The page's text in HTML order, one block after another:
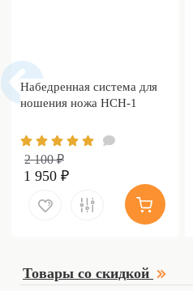
Набедренная система для
ношения ножа НСН-1
2 100 ₽
1 950 ₽
Товары со скидкой